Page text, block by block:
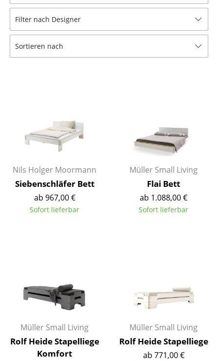
Bänke & Liegen
Sitzsäcke
Bürodrehstühle
Konferenzstühle
Bürosessel
Einzelteile
... alle Sitzmöbel
Couchtische
Schreibtische
Sekretäre & PC-Tische
Konferenztische
Filter nach Designer
Sortieren nach
Nils Holger Moormann
Siebenschläfer Bett
ab 967,00 €
Sofort lieferbar
Müller Small Living
Flai Bett
ab 1.088,00 €
Sofort lieferbar
Müller Small Living
Rolf Heide Stapelliege
Komfort
Müller Small Living
Rolf Heide Stapelliege
ab 771,00 €